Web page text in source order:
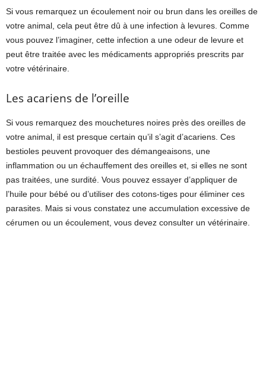
Si vous remarquez un écoulement noir ou brun dans les oreilles de
votre animal, cela peut être dû à une infection à levures. Comme
vous pouvez l’imaginer, cette infection a une odeur de levure et
peut être traitée avec les médicaments appropriés prescrits par
votre vétérinaire.
Les acariens de l’oreille
Si vous remarquez des mouchetures noires près des oreilles de
votre animal, il est presque certain qu’il s’agit d’acariens. Ces
bestioles peuvent provoquer des démangeaisons, une
inflammation ou un échauffement des oreilles et, si elles ne sont
pas traitées, une surdité. Vous pouvez essayer d’appliquer de
l’huile pour bébé ou d’utiliser des cotons-tiges pour éliminer ces
parasites. Mais si vous constatez une accumulation excessive de
cérumen ou un écoulement, vous devez consulter un vétérinaire.